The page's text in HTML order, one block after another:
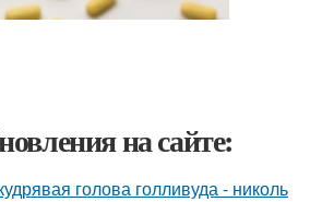
на сайте:
голова голливуда - николь